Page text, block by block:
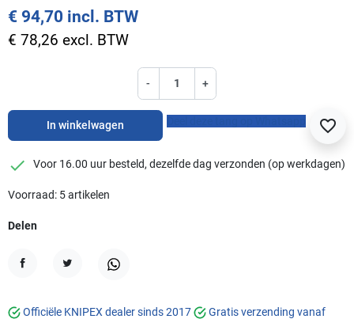
€ 94,70 incl. BTW
€ 78,26 excl. BTW
- +
In winkelwagen favorite_border
checkmark
Voor 16.00 uur besteld, dezelfde dag verzonden (op werkdagen)
Voorraad: 5 artikelen
Delen
Officiële KNIPEX dealer sinds 2017
Gratis verzending vanaf